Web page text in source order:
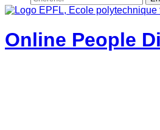
Online People